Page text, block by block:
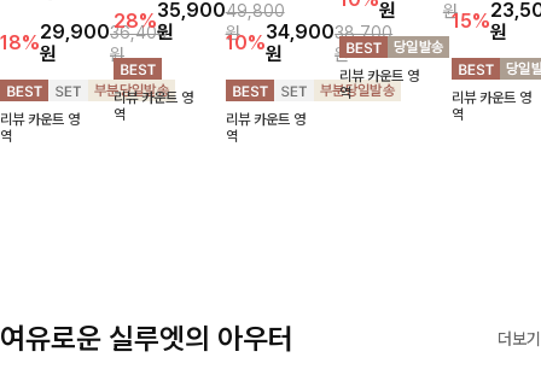
셔츠와 플레어
핏 반바지가 함
께 구성된 세트
아이템으로, 편
안하면서도 캐주
얼한 꾸안꾸룩을
18%29,900
원
36,400
원
리뷰 카운트 영
역
낭만같은 티셔츠
소재감에서 주는
포인트와 금장으
로 고급스러움도
놓치지 말아요♥
28%35,900
원
49,800
원
리뷰 카운트 영
역
포인트의 반팔
티셔츠와 여유롭
게 떨어지는 반
바지 조합으로
꾸안꾸 무드 제
대로 살려주는
트레이닝 세트
10%34,900
원
38,700
원
리뷰 카운트 영
역
린팅이 포인트가
되어 하나만으로
도 감성 있는 스
타일을 완성해드
리는 티셔츠-🌼
원
원
리뷰 카운트 영
역
운 배색이 들어
간 스트라이프
패턴으로 단정하
고 캐주얼한 무
드를 선사하는
반팔 티셔츠에
15%원
리뷰 카운트 영
역
여유로운 실루엣의 아우터 더보기